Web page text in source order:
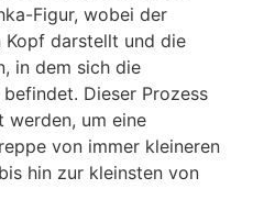
Figur, wobei der
darstellt und die
in dem sich die
Dieser Prozess
um eine
von immer kleineren
hin zur kleinsten von